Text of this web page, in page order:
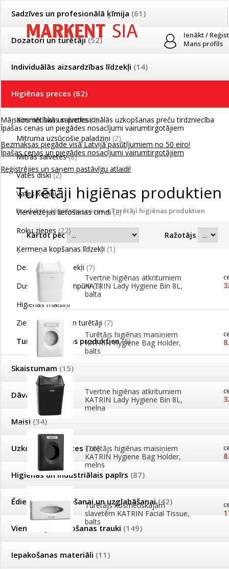
Ienākt /
Mans profils
Sadzīves un profesionālā ķīmija (61)
Dozatori un turētāji(52)
Individuālās aizsardzības līdzekļi (14)
Higiēnas preces (62)
Kosmētiskās salvetes(2)
Mitruma uzsūcošie paladziņi (2)
Mitrās salvetes(8)
Vates diski(2)
Vates kociņi(1)
Vienreizējas lietošanas cimdi(2)
Roku ziepes (22)
Ķermeņa kopšanas līdzekļi (1)
Dezinfekcijas līdzekļi (7)
Dušas gēli un šampūni(3)
Higiēnas maisiņi
Ziepju dozatori un turētāji (7)
Turētāji higiēnas produktien(5)
Skaistumam (15)
Dāvanas (1)
Maisi(34)
Uzkopšanas preces (76)
Higiēnas un industriālais papīrs (87)
Ēdienu pagatavošanai un uzglabāšanai(42)
Vienreizējās lietošanas trauki (149)
Iepakošanas materiāli (11)
PAR MUMS
PRODUKTI
Mājsaimniecības un profesionālās uzkopšanas preču tirdzniecība
Īpašas cenas un piegādes nosacījumi vairumtirgotājiem
Bezmaksas piegāde visā Latvijā pasūtījumiem no 50 eiro!
Īpašas cenas un piegādes nosacījumi vairumtirgotājiem
Reģistrējies un saņem pastāvīgu atlaidi!
Turētāji higiēnas produktien
Produkti»Higiēnas preces»Turētāji higiēnas produktien
Kārtot pēc Ražotājs
Tvertne higiēnas atkritumiem
KATRIN Lady Hygiene Bin 8L,
balta
Turētājs higiēnas maisiņiem
KATRIN Hygiene Bag Holder,
balts
Tvertne higiēnas atkritumiem
KATRIN Lady Hygiene Bin 8L,
melna
Turētājs higiēnas maisiņiem
KATRIN Hygiene Bag Holder,
melns
Turētājs kosmētiskajām
slavetēm KATRIN Facial Tissue,
balts